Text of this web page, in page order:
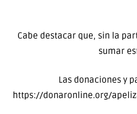
Cabe destacar que, sin la
sumar
Las donaciones y
https://donaronline.org/